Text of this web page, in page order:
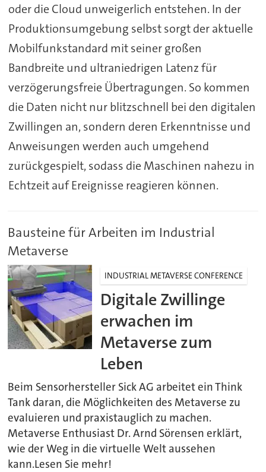
oder die Cloud unweigerlich entstehen. In der
Produktionsumgebung selbst sorgt der aktuelle
Mobilfunkstandard mit seiner großen
Bandbreite und ultraniedrigen Latenz für
verzögerungsfreie Übertragungen. So kommen
die Daten nicht nur blitzschnell bei den digitalen
Zwillingen an, sondern deren Erkenntnisse und
Anweisungen werden auch umgehend
zurückgespielt, sodass die Maschinen nahezu in
Echtzeit auf Ereignisse reagieren können.
Bausteine für Arbeiten im Industrial
Metaverse
INDUSTRIAL METAVERSE CONFERENCE
Digitale Zwillinge
erwachen im
Metaverse zum
Leben
Beim Sensorhersteller Sick AG arbeitet ein Think
Tank daran, die Möglichkeiten des Metaverse zu
evaluieren und praxistauglich zu machen.
Metaverse Enthusiast Dr. Arnd Sörensen erklärt,
wie der Weg in die virtuelle Welt aussehen
kann.Lesen Sie mehr!